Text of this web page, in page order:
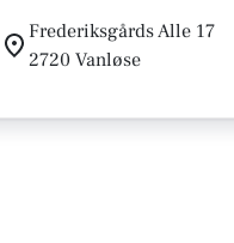
Frederiksgårds Alle 17
2720 Vanløse